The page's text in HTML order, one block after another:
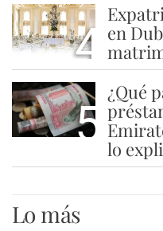
4 en
5
¿Qué
lo
Lo más